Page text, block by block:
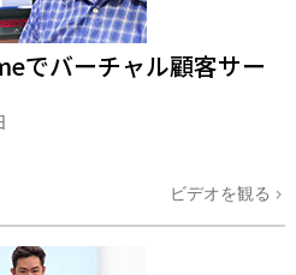
でバーチャル顧客サー
ビデオを観る